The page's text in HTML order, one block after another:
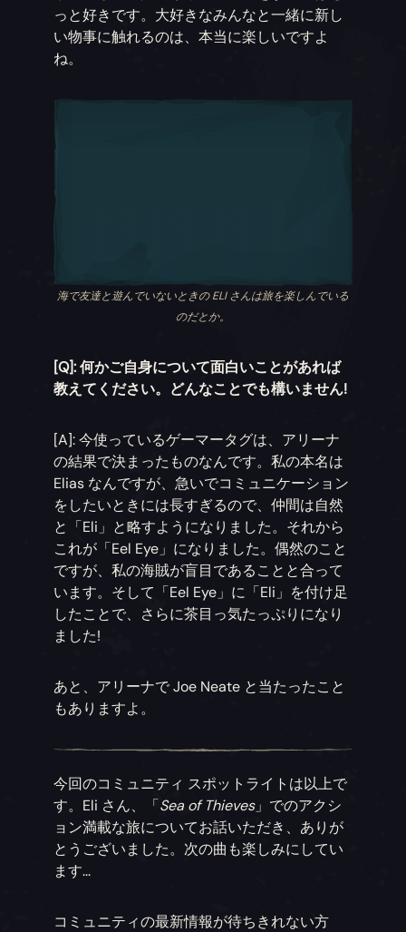
っと好きです。大好きなみんなと一緒に新し
い物事に触れるのは、本当に楽しいですよ
ね。
海で友達と遊んでいないときの ELI さんは旅を楽しんでいる
のだとか。
[Q]: 何かご自身について面白いことがあれば
教えてください。どんなことでも構いません!
[A]: 今使っているゲーマータグは、アリーナ
の結果で決まったものなんです。私の本名は
Elias なんですが、急いでコミュニケーション
をしたいときには長すぎるので、仲間は自然
と「Eli」と略すようになりました。それから
これが「Eel Eye」になりました。偶然のこと
ですが、私の海賊が盲目であることと合って
います。そして「Eel Eye」に「Eli」を付け足
したことで、さらに茶目っ気たっぷりになり
ました!
あと、アリーナで Joe Neate と当たったこと
もありますよ。
今回のコミュニティ スポットライトは以上で
す。Eli さん、「Sea of Thieves」でのアクシ
ョン満載な旅についてお話いただき、ありが
とうございました。次の曲も楽しみにしてい
ます...
コミュニティの最新情報が待ちきれない方